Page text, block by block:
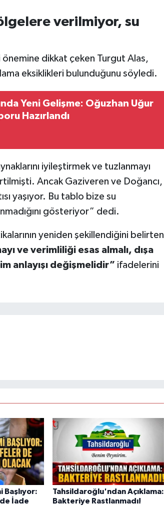
verilmiyor, su
dikkat çeken Turgut Alas,
eksiklikleri bulunduğunu söyledi.
Yeni Gelişme: Oğuzhan Uğur
Hazırlandı
iyileştirmek ve tuzlanmayı
Ancak Gaziveren ve Doğancı,
yaşıyor. Bu tablo bize su
gösteriyor” dedi.
yeniden şekillendiğini belirten
ve verimliliği esas almalı, dışa
anlayışı değişmelidir” ifadelerini
Başlıyor:
İade
Tahsildaroğlu'ndan Açıklama:
Bakteriye Rastlanmadı!